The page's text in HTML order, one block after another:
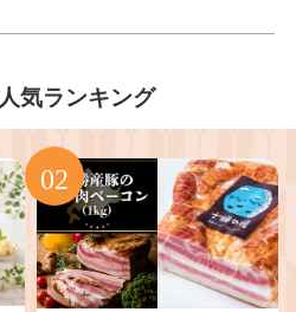
気ランキング